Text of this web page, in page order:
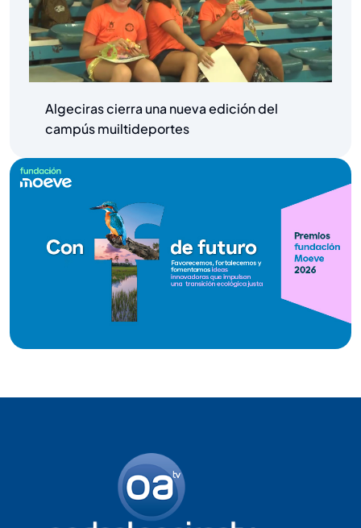
Algeciras cierra una nueva edición del
campús muiltideportes